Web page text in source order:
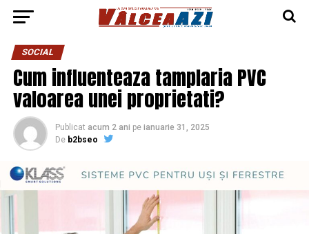
SOCIAL
Cum influenteaza tamplaria PVC
valoarea unei proprietati?
Publicat acum 2 ani pe ianuarie 31, 2025
De b2bseo